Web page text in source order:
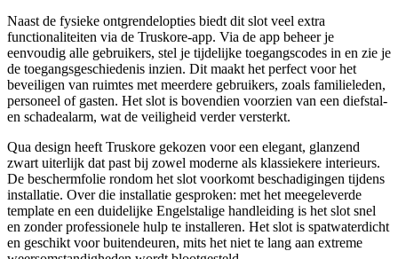
Naast de fysieke ontgrendelopties biedt dit slot veel extra
functionaliteiten via de Truskore-app. Via de app beheer je
eenvoudig alle gebruikers, stel je tijdelijke toegangscodes in en zie je
de toegangsgeschiedenis inzien. Dit maakt het perfect voor het
beveiligen van ruimtes met meerdere gebruikers, zoals familieleden,
personeel of gasten. Het slot is bovendien voorzien van een diefstal-
en schadealarm, wat de veiligheid verder versterkt.
Qua design heeft Truskore gekozen voor een elegant, glanzend
zwart uiterlijk dat past bij zowel moderne als klassiekere interieurs.
De beschermfolie rondom het slot voorkomt beschadigingen tijdens
installatie. Over die installatie gesproken: met het meegeleverde
template en een duidelijke Engelstalige handleiding is het slot snel
en zonder professionele hulp te installeren. Het slot is spatwaterdicht
en geschikt voor buitendeuren, mits het niet te lang aan extreme